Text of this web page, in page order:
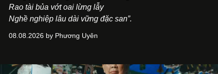
Rao tài bủa vớt oai lừng lẫy
Nghề nghiệp lâu dài vững đặc san”.
08.08.2026 by Phương Uyên